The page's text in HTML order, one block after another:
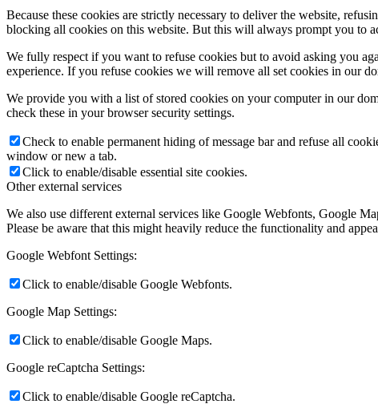
Because these cookies are strictly necessary to deliver the website,
blocking all cookies on this website. But this will always prompt you to
We fully respect if you want to refuse cookies but to avoid asking you
experience. If you refuse cookies we will remove all set cookies in our
We provide you with a list of stored cookies on your computer in our
check these in your browser security settings.
Check to enable permanent hiding of message bar and refuse all
window or new a tab.
Click to enable/disable essential site cookies.
Other external services
We also use different external services like Google Webfonts, Google
Please be aware that this might heavily reduce the functionality and
Google Webfont Settings:
Click to enable/disable Google Webfonts.
Google Map Settings:
Click to enable/disable Google Maps.
Google reCaptcha Settings:
Click to enable/disable Google reCaptcha.